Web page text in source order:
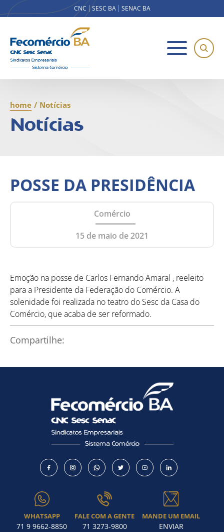
CNC SESC BA SENAC BA
Como utilizar
home / Notícias
Notícias
POSSE DA PRESIDÊNCIA
Comércio
15 de maio de 2021
Emoção na posse de Carlos Fernando Amaral , reeleito
para a Presidente da Federação do Comércio. A
solenidade foi realizada no teatro do Sesc da Casa do
Comércio, que acaba de ser reformado.
Compartilhe:
WHATSAPP
71 9 9662-8850
FALE COM A GENTE
71 3273-9800
MANDE UM EMAIL
ENVIAR